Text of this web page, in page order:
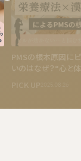
PMSの根本原因に
いのはなぜ？“心と
ク本町【栄養療法】
PICK UP